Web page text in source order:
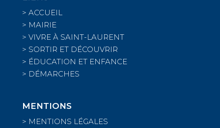
> ACCUEIL
> MAIRIE
> VIVRE À SAINT-LAURENT
> SORTIR ET DÉCOUVRIR
> ÉDUCATION ET ENFANCE
> DÉMARCHES
MENTIONS
> MENTIONS LÉGALES